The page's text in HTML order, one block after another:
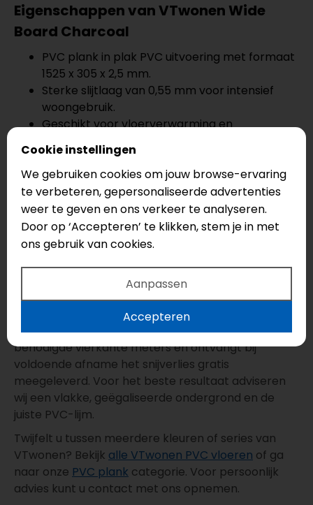
Eigenschappen van VTwonen Wide
Board Charcoal
PVC plank in plak PVC uitvoering met formaat
1525 x 305 x 2,5 mm.
Sterke slijtlaag van 0,55 mm voor intensief
woongebruik.
Geschikt voor vloerverwarming en
vloerkoeling met warmteweerstand 0,022
m²K/W.
5% gratis snijverlies bij bestellingen vanaf 35
m².
Wordt verlijmd op een vlak geëgaliseerde
ondergrond voor een strakke, stille en
duurzame afwerking.
PVC plank bestellen met gratis
Bestel deze plak PVC plank eenvoudig online bij
PVCvloerenOnline.nl. U betaalt alleen de netto
benodigde vierkante meters en ontvangt bij
voldoende afname het snijverlies gratis
meegeleverd. Voor het beste resultaat adviseren
wij een vlakke, geëgaliseerde ondergrond en de
juiste PVC-lijm.
Twijfelt u tussen meerdere kleuren of series van
VTwonen? Bekijk alle VTwonen PVC vloeren of ga
naar onze PVC plank categorie. Voor persoonlijk
advies kunt u contact met ons opnemen.
Cookie instellingen
We gebruiken cookies om jouw browse-ervaring
te verbeteren, gepersonaliseerde advertenties
weer te geven en ons verkeer te analyseren.
Door op ‘Accepteren’ te klikken, stem je in met
ons gebruik van cookies.
Aanpassen
Accepteren